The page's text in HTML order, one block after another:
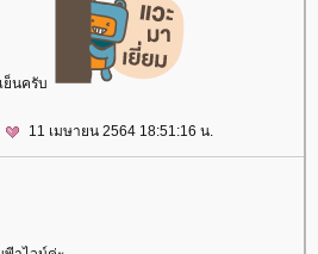
ย็นครับ
11 เมษายน 2564 18:51:16 น.